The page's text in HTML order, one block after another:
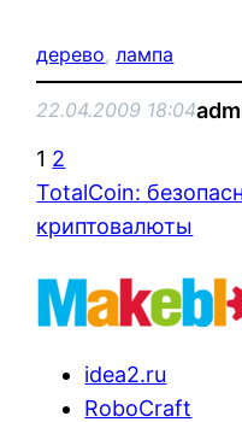
дерево, лампа
22.04.2009 18:04
1 2
TotalCoin:
криптовалюты
idea2.ru
RoboCraft